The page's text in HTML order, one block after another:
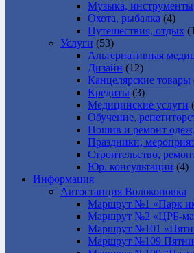
Музыка, инструменты
Охота, рыбалка (4)
Путешествия, отдых
Услуги (53)
Альтернативная
Дизайн (12)
Канцелярские товары
Кредиты (3)
Медицинские услуги
Обучение,
Пошив и ремонт
Праздники,
Строительство,
Юр. консультации (4)
Информация
Автостанция Волоконовка
Маршрут №1 «Парк
Маршрут №2 «ЦРБ-
Маршрут №101
Маршрут №109